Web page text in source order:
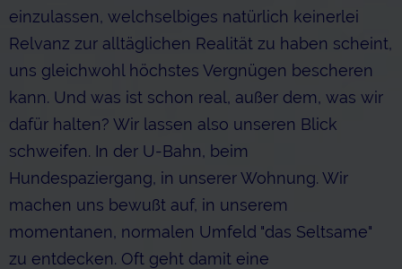
einzulassen, welchselbiges natürlich keinerlei
Relvanz zur alltäglichen Realität zu haben scheint,
uns gleichwohl höchstes Vergnügen bescheren
kann. Und was ist schon real, außer dem, was wir
dafür halten? Wir lassen also unseren Blick
schweifen. In der U-Bahn, beim
Hundespaziergang, in unserer Wohnung. Wir
machen uns bewußt auf, in unserem
momentanen, normalen Umfeld "das Seltsame"
zu entdecken. Oft geht damit eine